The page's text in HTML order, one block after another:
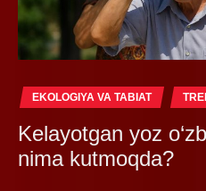
EKOLOGIYA VA TABIAT
Kelayotgan yoz
nima kutmoqda?